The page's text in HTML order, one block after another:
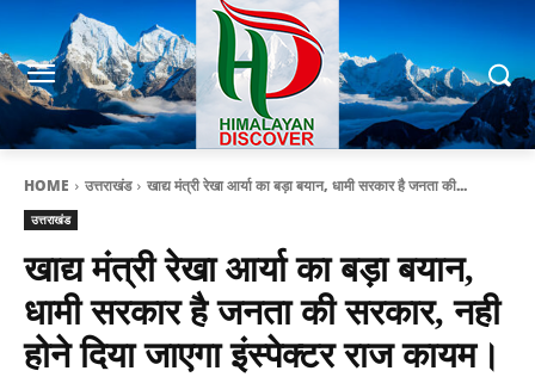
HOME उत्तराखंड खाद्य मंत्री रेखा आर्या का बड़ा बयान, धामी सरकार है जनता की...
उत्तराखंड
खाद्य मंत्री रेखा आर्या का बड़ा बयान,
धामी सरकार है जनता की सरकार, नही
होने दिया जाएगा इंस्पेक्टर राज कायम।